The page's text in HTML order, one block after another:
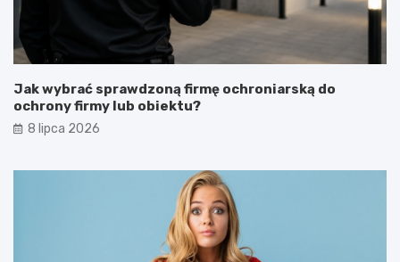
Jak wybrać sprawdzoną firmę ochroniarską do
ochrony firmy lub obiektu?
8 lipca 2026